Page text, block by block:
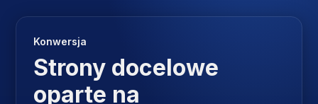
Konwersja
Strony docelowe
oparte na